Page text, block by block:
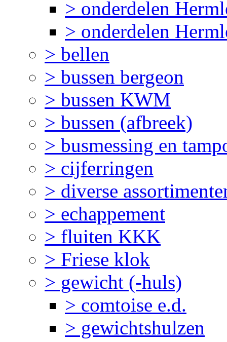
> onderdelen
> onderdelen
> bellen
> bussen bergeon
> bussen KWM
> bussen (afbreek)
> busmessing en
> cijferringen
> diverse
> echappement
> fluiten KKK
> Friese klok
> gewicht (-huls)
> comtoise e.d.
> gewichtshulzen